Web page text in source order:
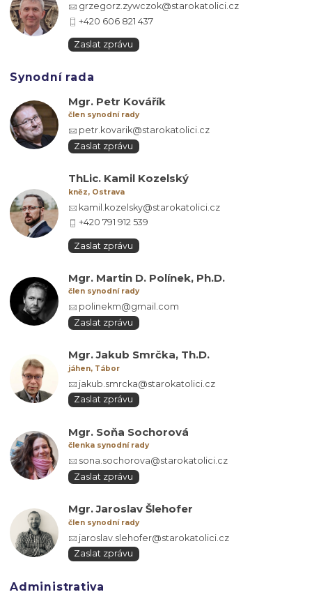
grzegorz.zywczok@starokatolici.cz
+420 606 821 437
Zaslat zprávu
Synodní rada
Mgr. Petr Kovářík
člen synodní rady
petr.kovarik@starokatolici.cz
Zaslat zprávu
ThLic. Kamil Kozelský
kněz, Ostrava
kamil.kozelsky@starokatolici.cz
+420 791 912 539
Zaslat zprávu
Mgr. Martin D. Polínek, Ph.D.
člen synodní rady
polinekm@gmail.com
Zaslat zprávu
Mgr. Jakub Smrčka, Th.D.
jáhen, Tábor
jakub.smrcka@starokatolici.cz
Zaslat zprávu
Mgr. Soňa Sochorová
členka synodní rady
sona.sochorova@starokatolici.cz
Zaslat zprávu
Mgr. Jaroslav Šlehofer
člen synodní rady
jaroslav.slehofer@starokatolici.cz
Zaslat zprávu
Administrativa